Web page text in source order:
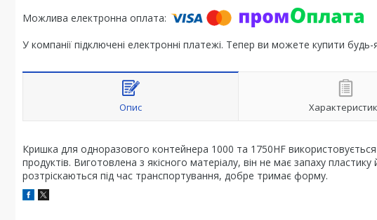
У компанії підключені електронні платежі. Тепер ви можете купити
Опис
Кришка для одноразового контейнера 1000 та 1750HF
продуктів. Виготовлена з якісного матеріалу, він не має запаху
розтріскаються під час транспортування, добре тримає форму.